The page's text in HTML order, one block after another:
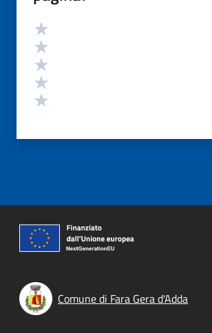
Valutazione
Comune di Fara Gera d'Adda